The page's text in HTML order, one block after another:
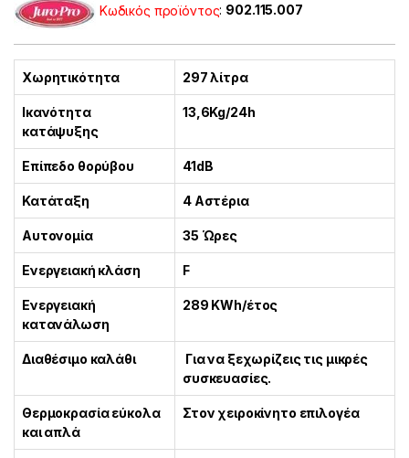
Κωδικός προϊόντος: 902.115.007
Χωρητικότητα 297 λίτρα
Ικανότητα
κατάψυξης
13,6Kg/24h
Επίπεδο θορύβου 41dB
Κατάταξη 4 Αστέρια
Αυτονομία 35 Ώρες
Ενεργειακή κλάση F
Ενεργειακή
κατανάλωση
289 KWh/έτος
Διαθέσιμο καλάθι
Για να ξεχωρίζεις τις μικρές
συσκευασίες.
Θερμοκρασία εύκολα
και απλά
Στον χειροκίνητο επιλογέα